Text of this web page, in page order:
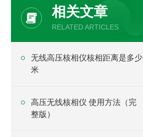
相关文章
RELATED ARTICLES
无线高压核相仪核相距离是多少
米
高压无线核相仪 使用方法（完
整版）